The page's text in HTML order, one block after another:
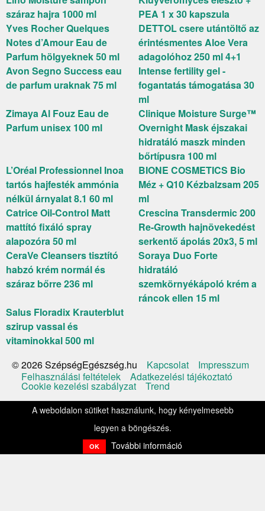
száraz hajra 1000 ml
PEA 1 x 30 kapszula
Yves Rocher Quelques
Notes d’Amour Eau de
Parfum hölgyeknek 50 ml
DETTOL csere utántöltő az
érintésmentes Aloe Vera
adagolóhoz 250 ml 4+1
Avon Segno Success eau
de parfum uraknak 75 ml
Intense fertility gel -
fogantatás támogatása 30
ml
Zimaya Al Fouz Eau de
Parfum unisex 100 ml
Clinique Moisture Surge™
Overnight Mask éjszakai
hidratáló maszk minden
bőrtípusra 100 ml
L’Oréal Professionnel Inoa
tartós hajfesték ammónia
nélkül árnyalat 8.1 60 ml
BIONE COSMETICS Bio
Méz + Q10 Kézbalzsam 205
ml
Catrice Oil-Control Matt
mattító fixáló spray
alapozóra 50 ml
Crescina Transdermic 200
Re-Growth hajnövekedést
serkentő ápolás 20x3, 5 ml
CeraVe Cleansers tisztító
habzó krém normál és
száraz bőrre 236 ml
Soraya Duo Forte
hidratáló
szemkörnyékápoló krém a
ráncok ellen 15 ml
Salus Floradix Krauterblut
szirup vassal és
vitaminokkal 500 ml
© 2026 SzépségEgészség.hu
Kapcsolat
Impresszum
Felhasználási feltételek
Adatkezelési tájékoztató
Cookie kezelési szabályzat Trend
A weboldalon sütiket használunk, hogy kényelmesebb
legyen a böngészés.
OK További információ